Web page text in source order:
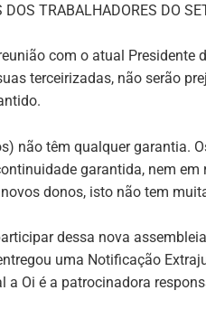
TRABALHADORES DO
com o atual Presidente
terceirizadas, não serão
não têm qualquer garantia.
garantida, nem
donos, isto não tem
dessa nova
uma Notificação
Oi é a patrocinadora